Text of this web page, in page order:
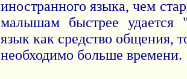
иностранного языка, чем
малышам быстрее удается
язык как средство общения,
необходимо больше времени.